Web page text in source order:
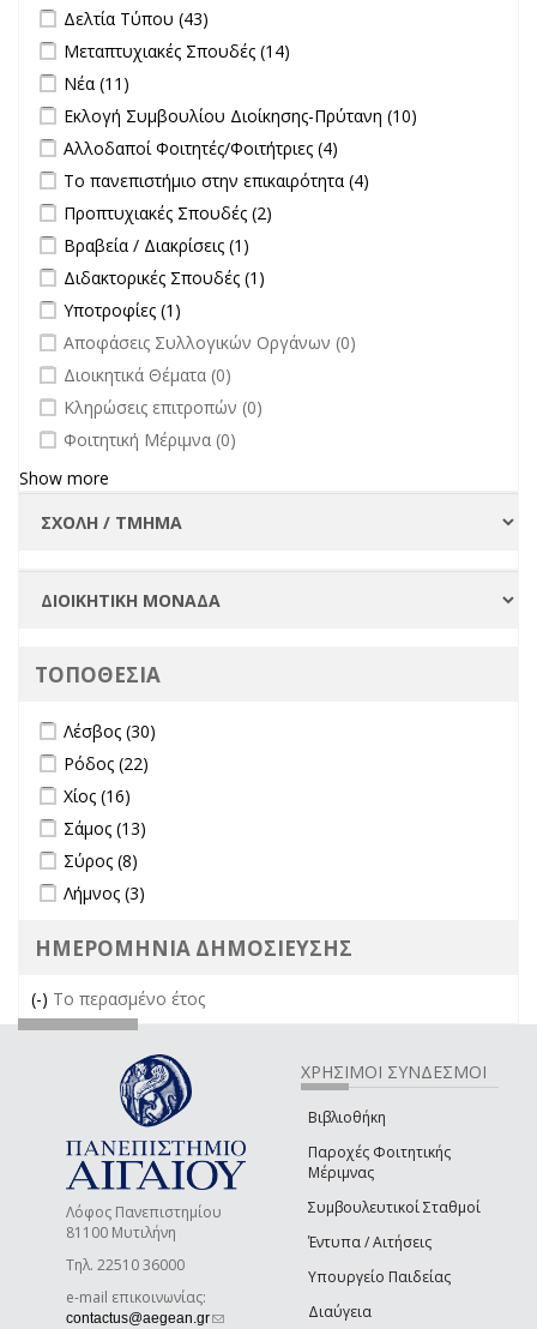
Apply Δελτία Τύπου filter
Δελτία Τύπου (43)
Apply Μεταπτυχιακές Σπουδές filter
Μεταπτυχιακές Σπουδές (14)
Apply Νέα filter
Νέα (11)
Apply Εκλογή Συμβουλίου Διοίκησης-Πρύτανη filter
Εκλογή Συμβουλίου Διοίκησης-Πρύτανη (10)
Apply Αλλοδαποί Φοιτητές/Φοιτήτριες filter
Αλλοδαποί Φοιτητές/Φοιτήτριες (4)
filter
Apply Το πανεπιστήμιο στην επικαιρότητα filter
Το πανεπιστήμιο στην επικαιρότητα (4)
Apply Προπτυχιακές Σπουδές filter
Προπτυχιακές Σπουδές (2)
Apply Βραβεία / Διακρίσεις filter
Βραβεία / Διακρίσεις (1)
Apply Διδακτορικές Σπουδές filter
Διδακτορικές Σπουδές (1)
Apply Υποτροφίες filter
Υποτροφίες (1)
undefined
Αποφάσεις Συλλογικών Οργάνων (0)
undefined
Διοικητικά Θέματα (0)
undefined
Κληρώσεις επιτροπών (0)
undefined
Φοιτητική Μέριμνα (0)
Show more
ΤΟΠΟΘΕΣΙΑ
Apply Λέσβος filter
Λέσβος (30)
Apply Ρόδος filter
Ρόδος (22)
Apply Χίος filter
Χίος (16)
Apply Σάμος filter
Σάμος (13)
Apply Σύρος filter
Σύρος (8)
Apply Λήμνος filter
Λήμνος (3)
ΗΜΕΡΟΜΗΝΙΑ ΔΗΜΟΣΙΕΥΣΗΣ
(-) Remove Το περασμένο έτος filter
Το περασμένο έτος
Λόφος Πανεπιστημίου
81100 Μυτιλήνη
Τηλ. 22510 36000
e-mail επικοινωνίας:
contactus@aegean.gr(link sends e-mail)
ΧΡΗΣΙΜΟΙ ΣΥΝΔΕΣΜΟΙ
Βιβλιοθήκη
Παροχές Φοιτητικής
Μέριμνας
Συμβουλευτικοί Σταθμοί
Έντυπα / Αιτήσεις
Υπουργείο Παιδείας
Διαύγεια